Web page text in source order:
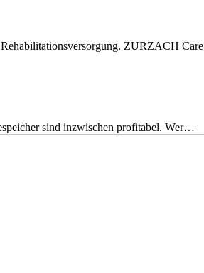
Rehabilitationsversorgung. ZURZACH
sind inzwischen profitabel. Wer…